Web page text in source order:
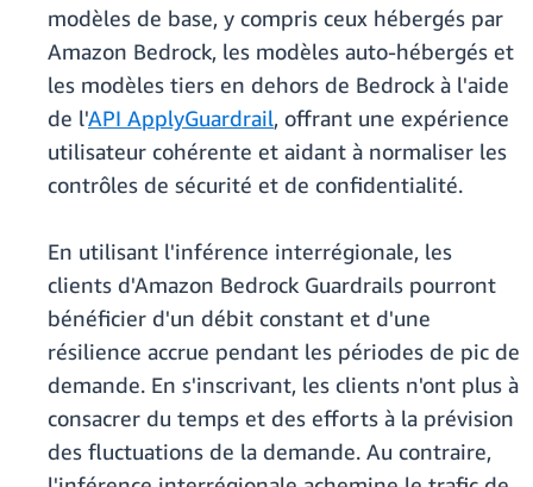
modèles de base, y compris ceux hébergés par
Amazon Bedrock, les modèles auto-hébergés et
les modèles tiers en dehors de Bedrock à l'aide
de l'API ApplyGuardrail, offrant une expérience
utilisateur cohérente et aidant à normaliser les
contrôles de sécurité et de confidentialité.
En utilisant l'inférence interrégionale, les
clients d'Amazon Bedrock Guardrails pourront
bénéficier d'un débit constant et d'une
résilience accrue pendant les périodes de pic de
demande. En s'inscrivant, les clients n'ont plus à
consacrer du temps et des efforts à la prévision
des fluctuations de la demande. Au contraire,